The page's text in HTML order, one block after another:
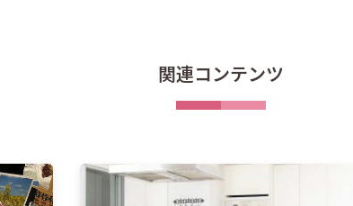
関連コンテンツ